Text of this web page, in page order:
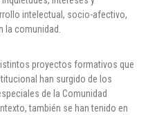
intelectual, socio-afectivo,
comunidad.
proyectos formativos que
han surgido de los
de la Comunidad
también se han tenido en
y Sobornos